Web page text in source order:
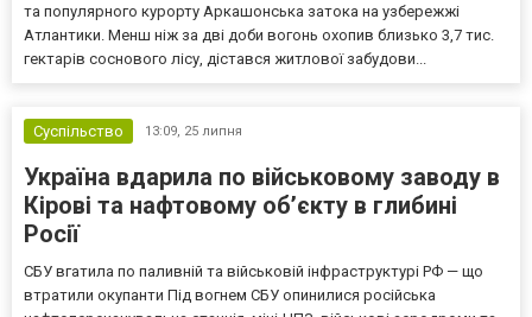
та популярного курорту Аркашонська затока на узбережжі
Атлантики. Менш ніж за дві доби вогонь охопив близько 3,7 тис.
гектарів соснового лісу, дістався житлової забудови...
Суспільство 13:09, 25 липня
Україна вдарила по військовому заводу в
Кірові та нафтовому об’єкту в глибині
Росії
СБУ вгатила по паливній та військовій інфраструктурі РФ — що
втратили окупанти Під вогнем СБУ опинилися російська